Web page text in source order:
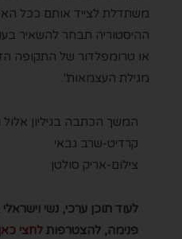
משתדלת לצייד אותם ככל
או טרומפלדור של התקופה
מגילת העצמאות".
המשך הכתבה בגיליון
קרדיט-שרב גבאי
צילום-אריק סולטן
לעוד תוכן ערכי, נשי
פנימה, להצטרפות לחצי כאן